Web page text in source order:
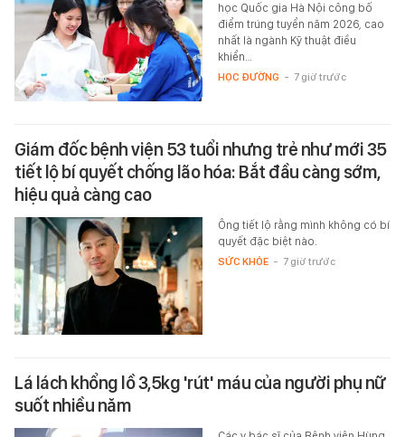
học Quốc gia Hà Nội công bố
điểm trúng tuyển năm 2026, cao
nhất là ngành Kỹ thuật điều
khiển…
HỌC ĐƯỜNG - 7 giờ trước
Giám đốc bệnh viện 53 tuổi nhưng trẻ như mới 35
tiết lộ bí quyết chống lão hóa: Bắt đầu càng sớm,
hiệu quả càng cao
Ông tiết lộ rằng mình không có bí
quyết đặc biệt nào.
SỨC KHỎE - 7 giờ trước
Lá lách khổng lồ 3,5kg 'rút' máu của người phụ nữ
suốt nhiều năm